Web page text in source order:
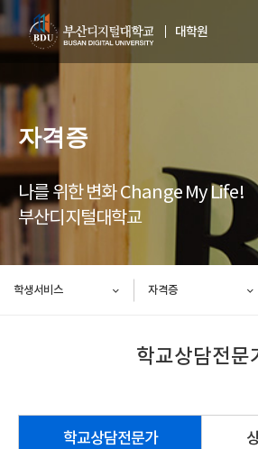
대학원
자격증
나를 위한 변화 Change My Life!
부산디지털대학교
학생서비스 자격증
학교상담전문
학교상담전문가